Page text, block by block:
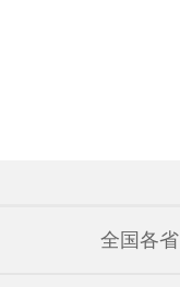
全国各省